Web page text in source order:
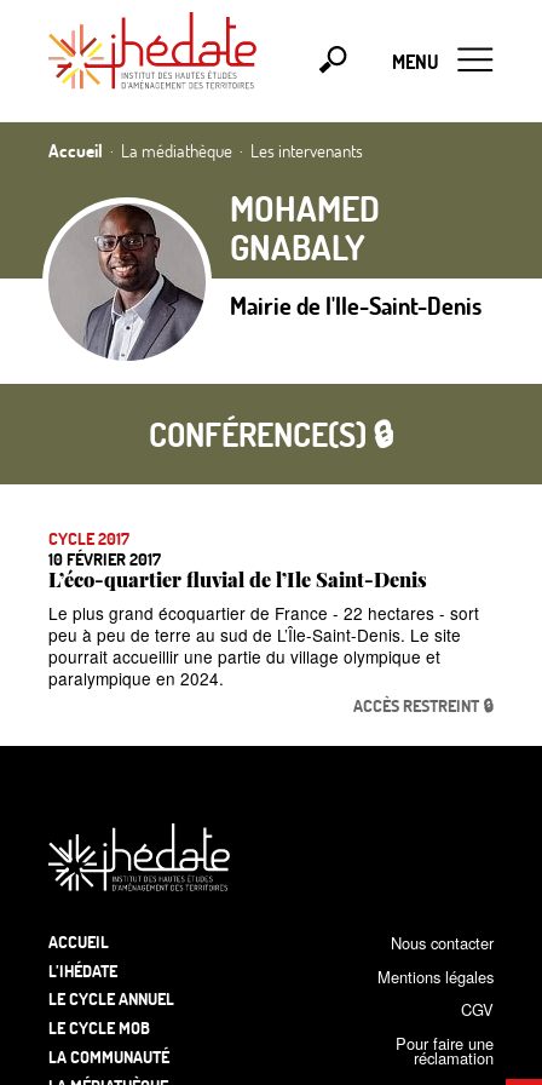
MENU
Accueil La médiathèque Les intervenants
MOHAMED
GNABALY
Mairie de l'Ile-Saint-Denis
CONFÉRENCE(S) 🔒
CYCLE 2017
10 FÉVRIER 2017
L’éco-quartier fluvial de l’Ile Saint-Denis
Le plus grand écoquartier de France - 22 hectares - sort
peu à peu de terre au sud de L’Île-Saint-Denis. Le site
pourrait accueillir une partie du village olympique et
paralympique en 2024.
ACCÈS RESTREINT 🔒
ACCUEIL
L’IHÉDATE
LE CYCLE ANNUEL
LE CYCLE MOB
LA COMMUNAUTÉ
Nous contacter
Mentions légales
CGV
Pour faire une
réclamation